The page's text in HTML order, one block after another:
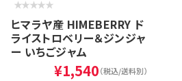
ヒマラヤ産 HIMEBERRY ド
ライストロベリー＆ジンジャ
ー いちごジャム
¥1,540（税込/送料別）